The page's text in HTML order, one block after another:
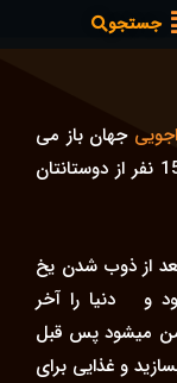
جستجو
جهان باز می
باشد شما در این بازی می توانید حداکثر تا 15 نفر از دوستانتان
از ذوب شدن یخ
و دنیا را آخر
امن میشود پس قبل
و غذایی برای